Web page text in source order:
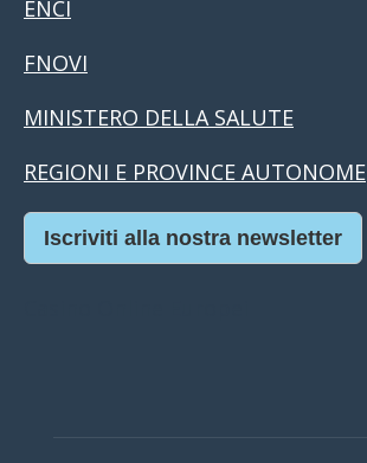
ENCI
FNOVI
MINISTERO DELLA SALUTE
REGIONI E PROVINCE AUTONOME
Iscriviti alla nostra newsletter